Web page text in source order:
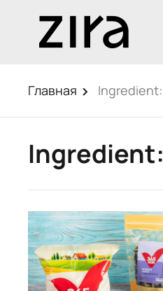
Главная Ingredient:
Ingredient: